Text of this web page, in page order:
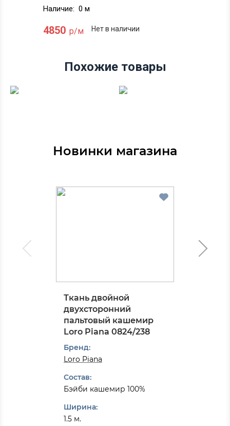
Наличие: 0 м
4850 р/м Нет в наличии
Похожие товары
Новинки магазина
Ткань двойной
двухсторонний
пальтовый кашемир
Loro Piana 0824/238
Бренд:
Loro Piana
Состав:
Бэйби кашемир 100%
Ширина:
1.5 м.